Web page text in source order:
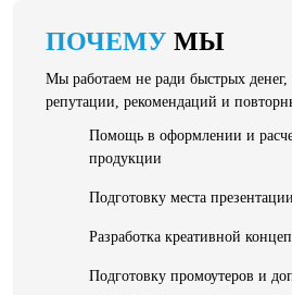
ПОЧЕМУ МЫ
Мы работаем не ради быстрых денег,
репутации, рекомендаций и
Помощь в оформлении и
продукции
Подготовку места презентации
Разработка креативной
Подготовку промоутеров и